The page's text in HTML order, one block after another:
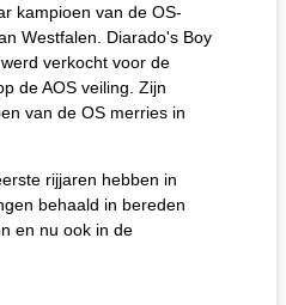
kampioen van de OS-
Westfalen. Diarado's Boy
verkocht voor de
de AOS veiling. Zijn
van de OS merries in
rijjaren hebben in
behaald in bereden
en nu ook in de